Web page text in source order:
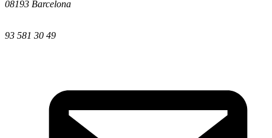
08193 Barcelona
93 581 30 49